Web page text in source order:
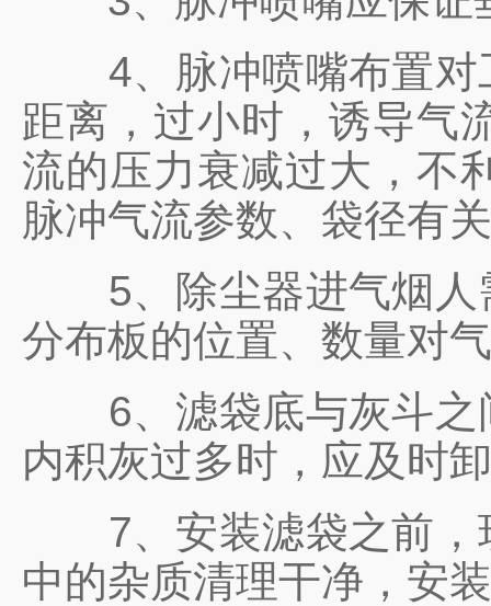
4、脉冲喷嘴布置对
距离，过小时，诱导气
流的压力衰减过大，不
脉冲气流参数、袋径有
5、除尘器进气烟人
分布板的位置、数量对
6、滤袋底与灰斗之
内积灰过多时，应及时
7、安装滤袋之前，
中的杂质清理干净，安